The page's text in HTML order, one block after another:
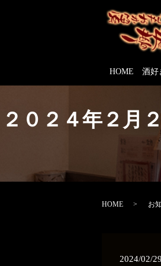
HOME 酒好
２０２４年２月
HOME お
2024/02/29